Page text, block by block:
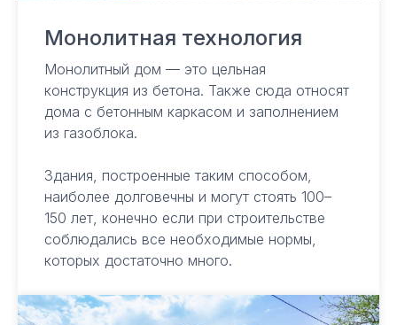
Монолитная технология
Монолитный дом — это цельная
конструкция из бетона. Также сюда относят
дома с бетонным каркасом и заполнением
из газоблока.
Здания, построенные таким способом,
наиболее долговечны и могут стоять 100–
150 лет, конечно если при строительстве
соблюдались все необходимые нормы,
которых достаточно много.